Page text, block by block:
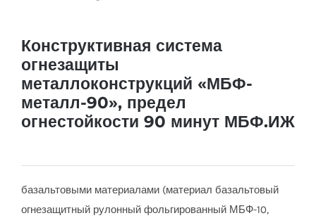
Конструктивная система
огнезащиты
металлоконструкций «МБФ-
металл-90», предел
огнестойкости 90 минут МБФ.ИЖ
базальтовыми материалами (материал базальтовый
огнезащитный рулонный фольгированный МБФ-10,